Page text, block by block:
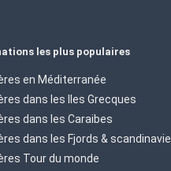
les plus populaires
en Méditerranée
dans les Iles Grecques
dans les Caraibes
dans les Fjords & scandinavie
Tour du monde